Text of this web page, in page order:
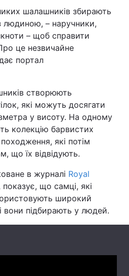
Війна
Політика
Інциденти
Туризм
Регіони
шалашників збирають
людиною, – наручники,
– щоб справити
це незвичайне
портал
створюють
які можуть досягати
у висоту. На одному
колекцію барвистих
які потім
що їх відвідують.
в журналі Royal
показує, що самці, які
широкий
вони підбирають у людей.